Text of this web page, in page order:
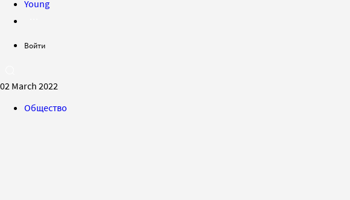
Young
Войти
02 March 2022
Общество